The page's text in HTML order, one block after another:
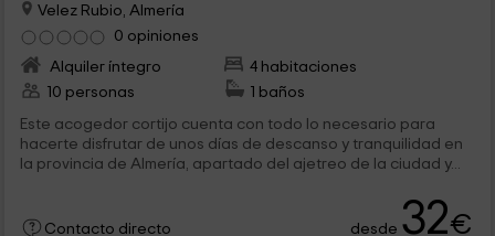
Velez Rubio, Almería
0 opiniones
Alquiler íntegro
4 habitaciones
10 personas
1 baños
Este acogedor cortijo cuenta con todo lo necesario para
hacerte disfrutar de unos días de descanso y tranquilidad en
la provincia de Almería, apartado del ajetreo de la ciudad y...
Contacto directo
desde 32€